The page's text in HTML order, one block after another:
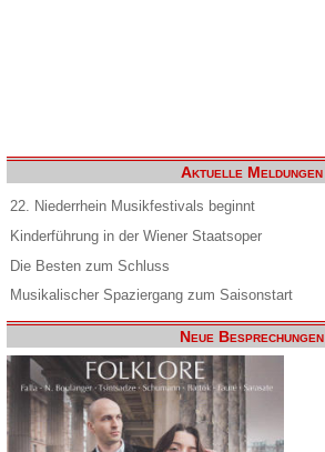
Aktuelle Meldungen
22. Niederrhein Musikfestivals beginnt
Kinderführung in der Wiener Staatsoper
Die Besten zum Schluss
Musikalischer Spaziergang zum Saisonstart
Neue Besprechungen